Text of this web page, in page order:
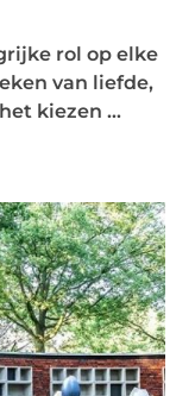
rol op elke
van liefde,
kiezen ...